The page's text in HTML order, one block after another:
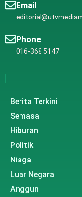
Email
Phone
016-368 5147
Berita Terkini
Semasa
Hiburan
Politik
Niaga
Luar Negara
Anggun